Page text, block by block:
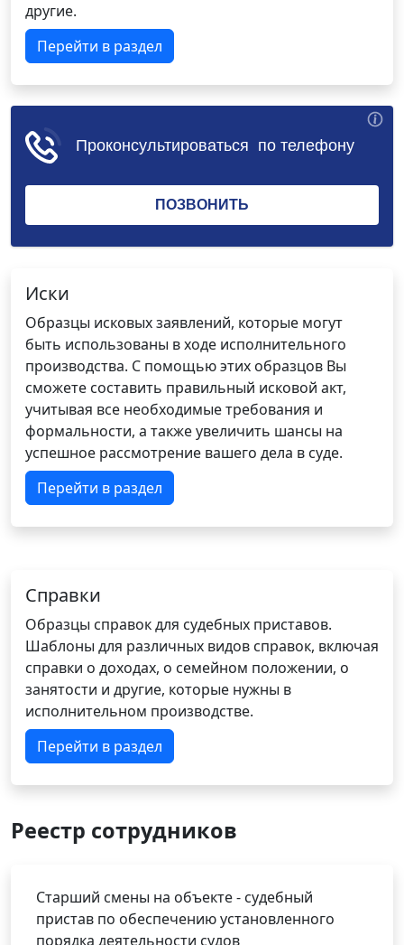
другие.
Перейти в раздел
Иски
Образцы исковых заявлений, которые могут
быть использованы в ходе исполнительного
производства. С помощью этих образцов Вы
сможете составить правильный исковой акт,
учитывая все необходимые требования и
формальности, а также увеличить шансы на
успешное рассмотрение вашего дела в суде.
Перейти в раздел
Справки
Образцы справок для судебных приставов.
Шаблоны для различных видов справок, включая
справки о доходах, о семейном положении, о
занятости и другие, которые нужны в
исполнительном производстве.
Перейти в раздел
Реестр сотрудников
Старший смены на объекте - судебный
пристав по обеспечению установленного
порядка деятельности судов